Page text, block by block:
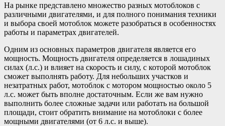
На рынке представлено множество разных мотоблоков с
различными двигателями, и для полного понимания техники
и выбора своей мотоблок можете разобраться в особенностях
работы и параметрах двигателей.
Одним из основных параметров двигателя является его
мощность. Мощность двигателя определяется в лошадиных
силах (л.с.) и влияет на скорость и силу, с которой мотоблок
сможет выполнять работу. Для небольших участков и
незатратных работ, мотоблок с мотором мощностью около 5
л.с. может быть вполне достаточным. Если же вам нужно
выполнить более сложные задачи или работать на большой
площади, стоит обратить внимание на мотоблоки с более
мощными двигателями (от 6 л.с. и выше).